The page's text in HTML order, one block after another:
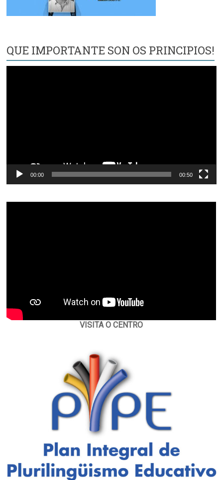
QUE IMPORTANTE SON OS PRINCIPIOS!
00:00 00:50
VISITA O CENTRO